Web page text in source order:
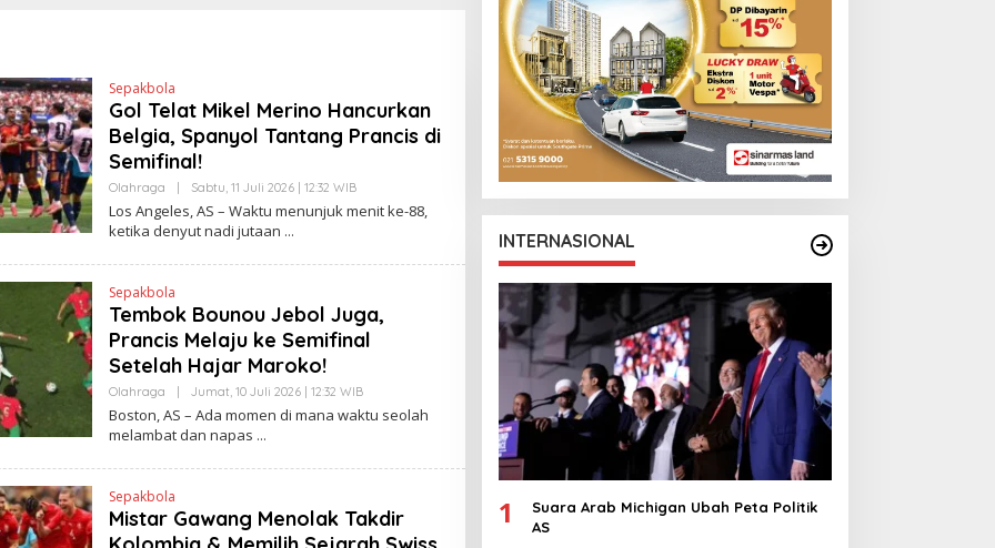
Sepakbola
Gol Telat Mikel Merino Hancurkan
Belgia, Spanyol Tantang Prancis di
Semifinal!
Olahraga | Sabtu, 11 Juli 2026 | 12:32 WIBO
E
E
R
A
N
S
I
Los Angeles, AS – Waktu menunjuk menit ke-88,
ketika denyut nadi jutaan
Sepakbola
Tembok Bounou Jebol Juga,
Prancis Melaju ke Semifinal
Setelah Hajar Maroko!
Olahraga | Jumat, 10 Juli 2026 | 12:32 WIBO
E
E
R
A
Boston, AS – Ada momen di mana waktu seolah
melambat dan napas
Sepakbola
Mistar Gawang Menolak Takdir
INTERNASIONAL
1
Suara Arab Michigan Ubah Peta Politik
AS